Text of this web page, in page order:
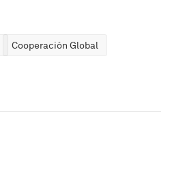
Cooperación Global